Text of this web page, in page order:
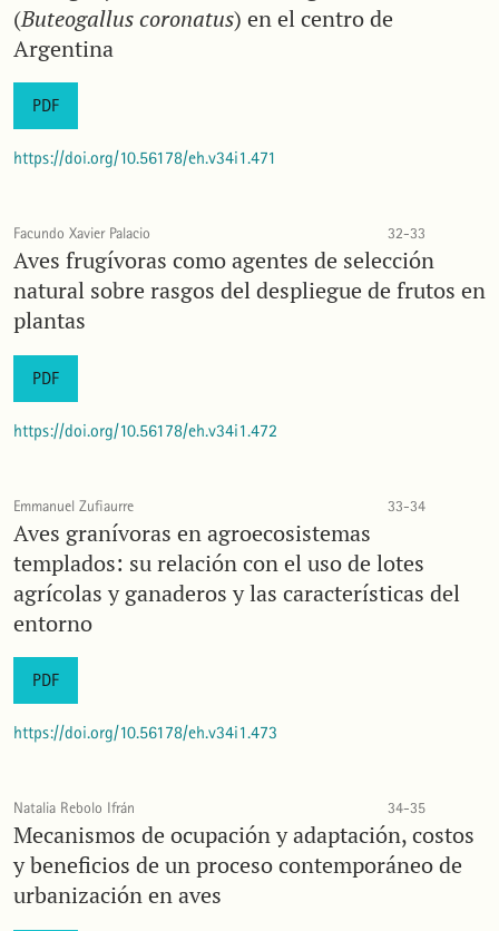
(Buteogallus coronatus) en el centro de
Argentina
PDF
https://doi.org/10.56178/eh.v34i1.471
Facundo Xavier Palacio 32-33
Aves frugívoras como agentes de selección
natural sobre rasgos del despliegue de frutos en
plantas
PDF
https://doi.org/10.56178/eh.v34i1.472
Emmanuel Zufiaurre 33-34
Aves granívoras en agroecosistemas
templados: su relación con el uso de lotes
agrícolas y ganaderos y las características del
entorno
PDF
https://doi.org/10.56178/eh.v34i1.473
Natalia Rebolo Ifrán 34-35
Mecanismos de ocupación y adaptación, costos
y beneficios de un proceso contemporáneo de
urbanización en aves